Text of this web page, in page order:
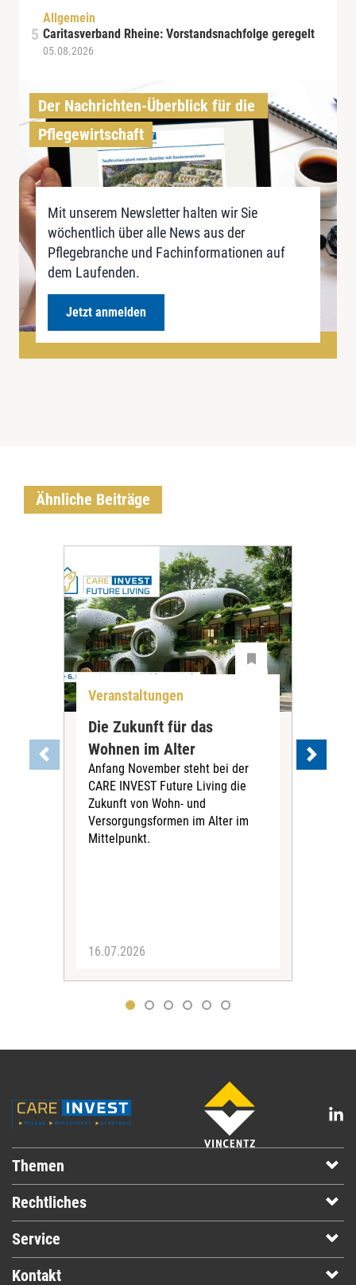
Allgemein
Caritasverband Rheine: Vorstandsnachfolge geregelt
05.08.2026
Der Nachrichten-Überblick für die
Pflegewirtschaft
Mit unserem Newsletter halten wir Sie
wöchentlich über alle News aus der
Pflegebranche und Fachinformationen auf
dem Laufenden.
Jetzt anmelden
Ähnliche Beiträge
Veranstaltungen
Die Zukunft für das
Wohnen im Alter
Anfang November steht bei der
CARE INVEST Future Living die
Zukunft von Wohn- und
Versorgungsformen im Alter im
Mittelpunkt.
16.07.2026
Themen
Rechtliches
Service
Kontakt